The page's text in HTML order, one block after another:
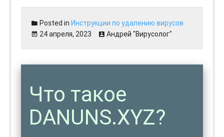
Posted inИнструкции по удалению вирусов
24 апреля, 2023
Андрей "Вирусолог"
Что такое
DANUNS.XYZ?